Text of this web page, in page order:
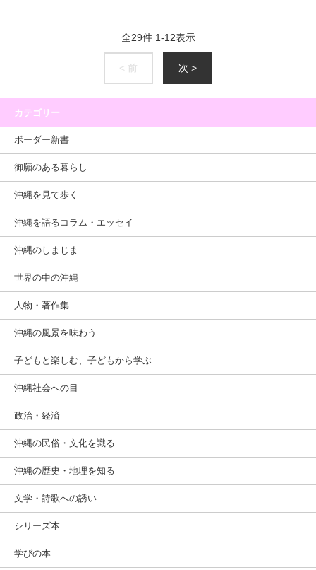
全29件 1-12表示
< 前 次 >
カテゴリー
ボーダー新書
御願のある暮らし
沖縄を見て歩く
沖縄を語るコラム・エッセイ
沖縄のしまじま
世界の中の沖縄
人物・著作集
沖縄の風景を味わう
子どもと楽しむ、子どもから学ぶ
沖縄社会への目
政治・経済
沖縄の民俗・文化を識る
沖縄の歴史・地理を知る
文学・詩歌への誘い
シリーズ本
学びの本